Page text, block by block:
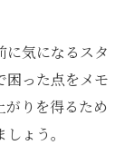
に気になるスタ
困った点をメモ
がりを得るため
ょう。